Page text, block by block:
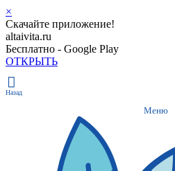
×
Скачайте приложение!
altaivita.ru
Бесплатно - Google Play
ОТКРЫТЬ
Назад
Меню